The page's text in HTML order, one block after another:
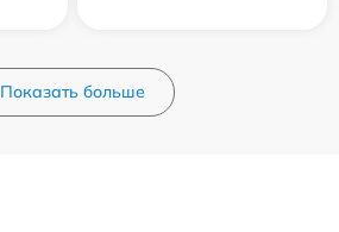
Показать больше